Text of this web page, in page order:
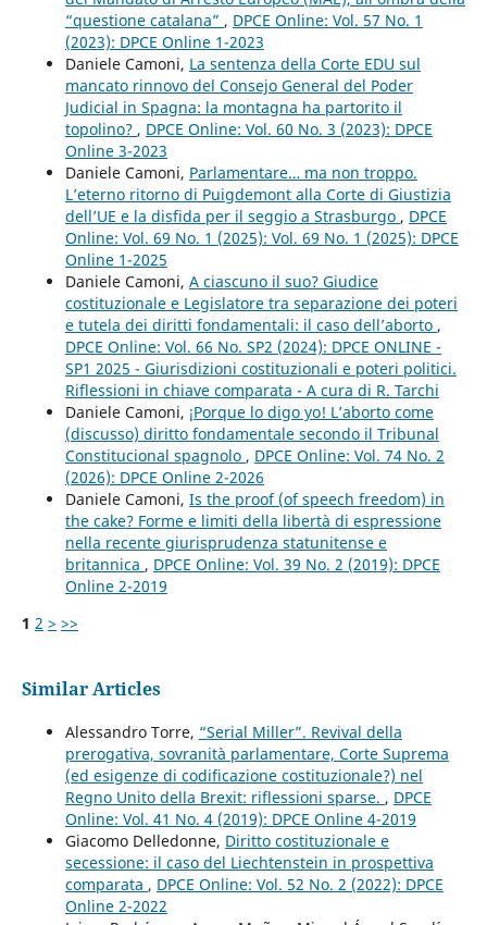
“questione catalana” , DPCE Online: Vol. 57 No. 1
(2023): DPCE Online 1-2023
Daniele Camoni, La sentenza della Corte EDU sul
mancato rinnovo del Consejo General del Poder
Judicial in Spagna: la montagna ha partorito il
topolino? , DPCE Online: Vol. 60 No. 3 (2023): DPCE
Online 3-2023
Daniele Camoni, Parlamentare… ma non troppo.
L’eterno ritorno di Puigdemont alla Corte di Giustizia
dell’UE e la disfida per il seggio a Strasburgo , DPCE
Online: Vol. 69 No. 1 (2025): Vol. 69 No. 1 (2025): DPCE
Online 1-2025
Daniele Camoni, A ciascuno il suo? Giudice
costituzionale e Legislatore tra separazione dei poteri
e tutela dei diritti fondamentali: il caso dell’aborto ,
DPCE Online: Vol. 66 No. SP2 (2024): DPCE ONLINE -
SP1 2025 - Giurisdizioni costituzionali e poteri politici.
Riflessioni in chiave comparata - A cura di R. Tarchi
Daniele Camoni, ¡Porque lo digo yo! L’aborto come
(discusso) diritto fondamentale secondo il Tribunal
Constitucional spagnolo , DPCE Online: Vol. 74 No. 2
(2026): DPCE Online 2-2026
Daniele Camoni, Is the proof (of speech freedom) in
the cake? Forme e limiti della libertà di espressione
nella recente giurisprudenza statunitense e
britannica , DPCE Online: Vol. 39 No. 2 (2019): DPCE
Online 2-2019
1 2 > >>
Similar Articles
Alessandro Torre, “Serial Miller”. Revival della
prerogativa, sovranità parlamentare, Corte Suprema
(ed esigenze di codificazione costituzionale?) nel
Regno Unito della Brexit: riflessioni sparse. , DPCE
Online: Vol. 41 No. 4 (2019): DPCE Online 4-2019
Giacomo Delledonne, Diritto costituzionale e
secessione: il caso del Liechtenstein in prospettiva
comparata , DPCE Online: Vol. 52 No. 2 (2022): DPCE
Online 2-2022